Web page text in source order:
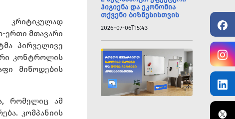
კრიტიკულად
ერთი მთავარი
პირველივე
კონტროლის
მიწოდების
რომელიც ამ
კომპანიის
ჰიგიენა და ეკონომია
თქვენი ბიზნესისთვის
2026-07-06T15:43